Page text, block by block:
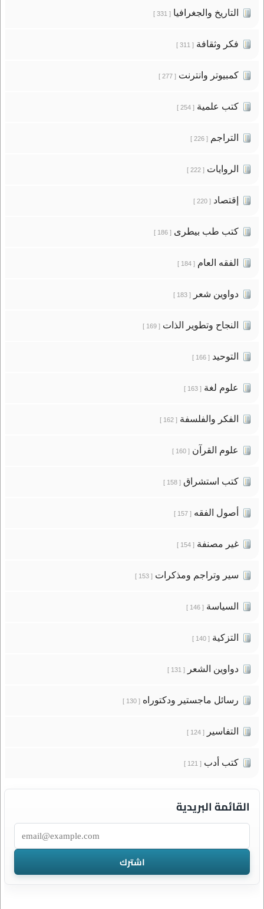
التاريخ والجغرافيا[ 331 ]
فكر وثقافة[ 311 ]
كمبيوتر وانترنت[ 277 ]
كتب علمية[ 254 ]
التراجم[ 226 ]
الروايات[ 222 ]
إقتصاد[ 220 ]
كتب طب بيطرى[ 186 ]
الفقه العام[ 184 ]
دواوين شعر[ 183 ]
النجاح وتطوير الذات[ 169 ]
التوحيد[ 166 ]
علوم لغة[ 163 ]
الفكر والفلسفة[ 162 ]
علوم القرآن[ 160 ]
كتب استشراق[ 158 ]
أصول الفقه[ 157 ]
غير مصنفة[ 154 ]
سير وتراجم ومذكرات[ 153 ]
السياسة[ 146 ]
التزكية[ 140 ]
دواوين الشعر[ 131 ]
رسائل ماجستير ودكتوراه[ 130 ]
التفاسير[ 124 ]
كتب أدب[ 121 ]
القائمة البريدية